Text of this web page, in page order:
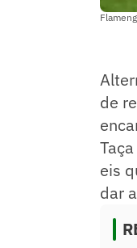
de
eis
dar